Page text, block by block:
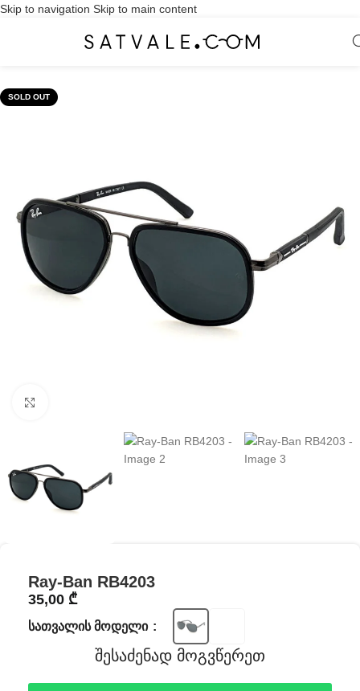
Skip to navigation Skip to main content
SOLD OUT
Ray-Ban RB4203
35,00 ₾
ᲡᲐᲗᲕᲐᲚᲘᲡ ᲛᲝᲓᲔᲚᲘ
შესაძენად მოგვწერეთ